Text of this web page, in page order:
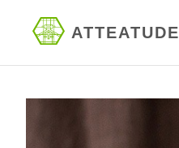
ATTEATUDE